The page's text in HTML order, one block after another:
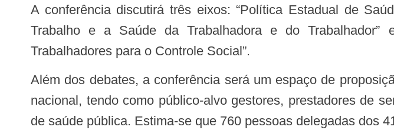
A conferência discutirá três eixos: “Política Estadual de Saúde da Trabalhadora e do Trabalhador”, “As Novas Relações de
Trabalho e a Saúde da Trabalhadora e do Trabalhador”
Trabalhadores para o Controle Social”.
Além dos debates, a conferência será um espaço de proposição de políticas e eleição de delegadas e delegados para a etapa
nacional, tendo como público-alvo gestores, prestadores de
de saúde pública. Estima-se que 760 pessoas delegadas dos